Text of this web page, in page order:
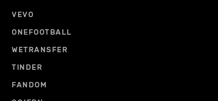
VEVO
ONEFOOTBALL
WETRANSFER
TINDER
FANDOM